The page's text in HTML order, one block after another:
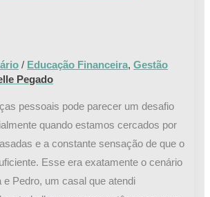
/ Educação Financeira,Gestão
Pegado
pessoais pode parecer um desafio
quando estamos cercados por
e a constante sensação de que o
Esse era exatamente o cenário
e Pedro, um casal que atendi